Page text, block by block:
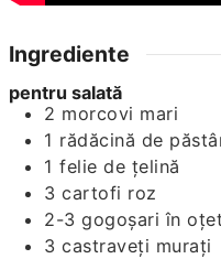
Ingrediente
pentru salată
2 morcovi mari
1 rădăcină de
1 felie de țelină
3 cartofi roz
2-3 gogoșari în oțet
3 castraveți murați